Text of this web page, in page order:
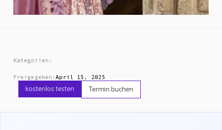
Kategorien:
Freigegeben:April 15, 2025
kostenlos testen Termin buchen